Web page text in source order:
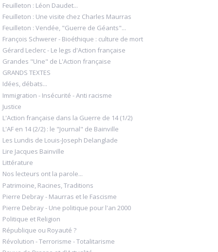
Feuilleton : Léon Daudet...
Feuilleton : Une visite chez Charles Maurras
Feuilleton : Vendée, "Guerre de Géants"...
François Schwerer - Bioéthique : culture de mort
Gérard Leclerc - Le legs d'Action française
Grandes "Une" de L'Action française
GRANDS TEXTES
Idées, débats...
Immigration - Insécurité - Anti racisme
Justice
L'Action française dans la Guerre de 14 (1/2)
L'AF en 14 (2/2) : le "Journal" de Bainville
Les Lundis de Louis-Joseph Delanglade
Lire Jacques Bainville
Littérature
Nos lecteurs ont la parole...
Patrimoine, Racines, Traditions
Pierre Debray - Maurras et le Fascisme
Pierre Debray - Une politique pour l'an 2000
Politique et Religion
République ou Royauté ?
Révolution - Terrorisme - Totalitarisme